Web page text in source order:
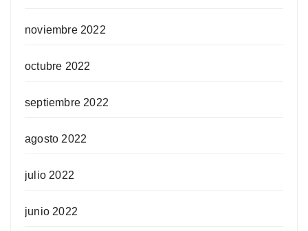
noviembre 2022
octubre 2022
septiembre 2022
agosto 2022
julio 2022
junio 2022